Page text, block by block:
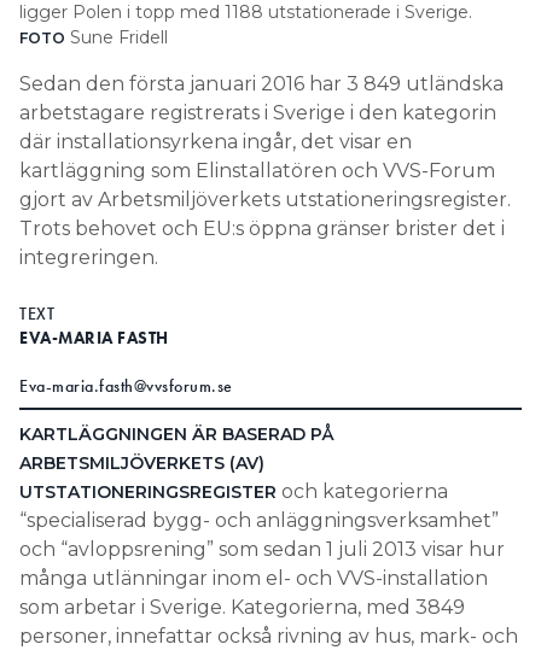
SEARCH
ligger Polen i topp med 1188 utstationerade i Sverige.
FOTO Sune Fridell
Sedan den första januari 2016 har 3 849 utländska
arbetstagare registrerats i Sverige i den kategorin
där installationsyrkena ingår, det visar en
kartläggning som Elinstallatören och VVS-Forum
gjort av Arbetsmiljöverkets utstationeringsregister.
Trots behovet och EU:s öppna gränser brister det i
integreringen.
TEXT
EVA-MARIA FASTH
Eva-maria.fasth@vvsforum.se
KARTLÄGGNINGEN ÄR BASERAD PÅ
ARBETSMILJÖVERKETS (AV)
UTSTATIONERINGSREGISTER och kategorierna
“specialiserad bygg- och anläggningsverksamhet”
och “avloppsrening” som sedan 1 juli 2013 visar hur
många utlänningar inom el- och VVS-installation
som arbetar i Sverige. Kategorierna, med 3849
personer, innefattar också rivning av hus, mark- och